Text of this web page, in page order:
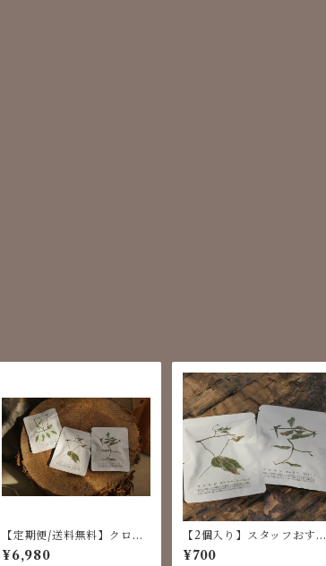
【定期便/送料無料】クロモ
ジコーヒードリップパック 2
0パック（毎月）
¥6,980
【2個入り】スタッフおすす
め2種のクロモジコーヒー飲
み比べセット
¥700